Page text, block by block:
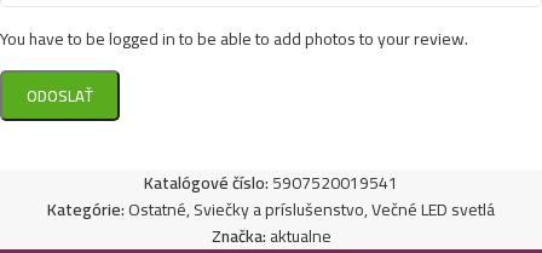
You have to be logged in to be able to add photos to your review.
Katalógové číslo:5907520019541
Kategórie:Ostatné,Sviečky a príslušenstvo,Večné LED svetlá
Značka:aktualne